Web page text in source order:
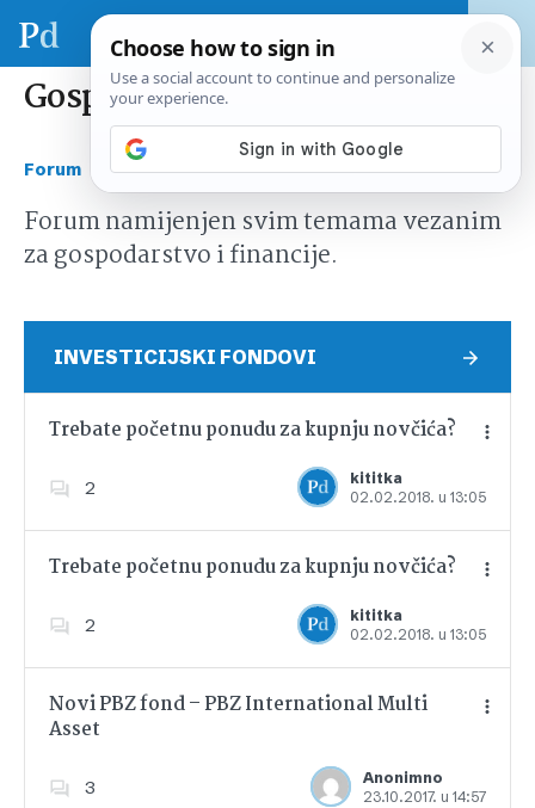
Gospodarstvo i financije
Forum Gospodarstvo i financije
Forum namijenjen svim temama vezanim
za gospodarstvo i financije.
INVESTICIJSKI FONDOVI
Trebate početnu ponudu za kupnju novčića?
2
kititka
02.02.2018. u 13:05
Dodajte u favorite
Trebate početnu ponudu za kupnju novčića?
2
kititka
02.02.2018. u 13:05
Dodajte u favorite
Novi PBZ fond – PBZ International Multi
Asset
3
Anonimno
23.10.2017. u 14:57
Dodajte u favorite